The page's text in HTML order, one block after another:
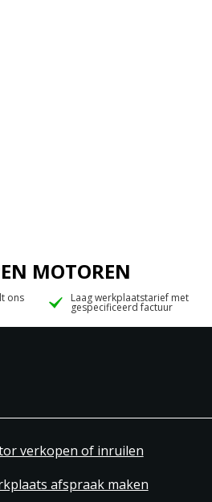
MOTOREN
ons Laag werkplaatstarief met
gespecificeerd factuur
verkopen of inruilen
afspraak maken